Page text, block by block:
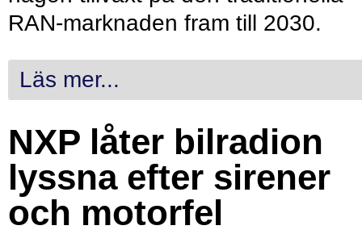
RAN-marknaden fram till 2030.
Läs mer...
NXP låter bilradion
lyssna efter sirener
och motorfel